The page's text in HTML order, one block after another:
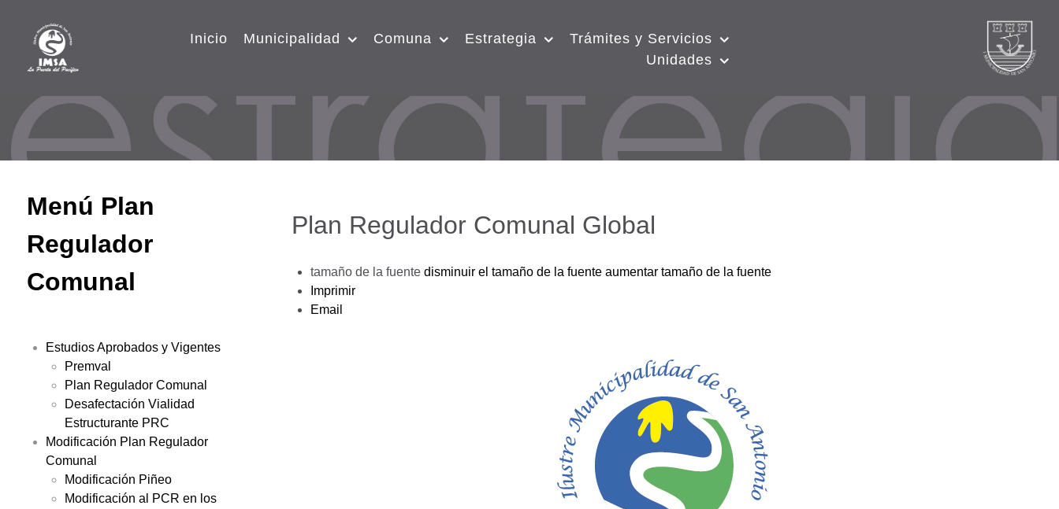
Inicio Municipalidad Comuna Estrategia
Trámites y Servicios
Unidades
Menú Plan
Regulador
Comunal
Estudios Aprobados y Vigentes
Premval
Plan Regulador Comunal
Desafectación Vialidad
Estructurante PRC
Modificación Plan Regulador
Comunal
Modificación Piñeo
Modificación al PCR en los
Plan Regulador Comunal Global
tamaño de la fuente disminuir el tamaño de la fuente aumentar tamaño de la fuente
Imprimir
Email